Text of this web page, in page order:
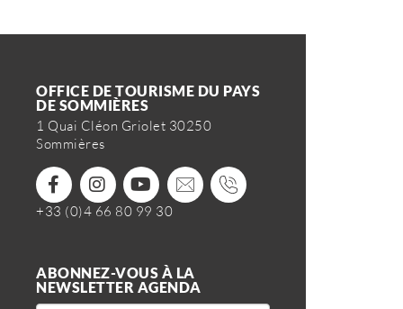
OFFICE DE TOURISME DU PAYS
DE SOMMIÈRES
1 Quai Cléon Griolet 30250
Sommières
+33 (0)4 66 80 99 30
ABONNEZ-VOUS À LA
NEWSLETTER AGENDA